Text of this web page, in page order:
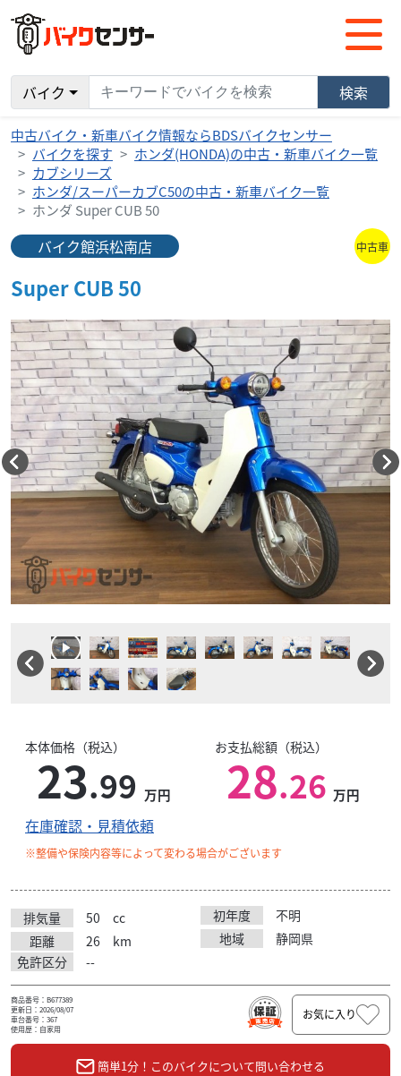
バイク 検索
中古バイク・新車バイク情報ならBDSバイクセンサー
バイクを探す
ホンダ(HONDA)の中古・新車バイク一覧
カブシリーズ
ホンダ/スーパーカブC50の中古・新車バイク一覧
ホンダ Super CUB 50
バイク館浜松南店 中古車
Super CUB 50
本体価格（税込）
23.99 万円
お支払総額（税込）
28.26 万円
在庫確認・見積依頼
※整備や保険内容等によって変わる場合がございます
排気量 50 cc 初年度
不明
距離
26 km 地域
静岡県
免許区分
--
商品番号：B677389
更新日：2026/08/07
車台番号：367
使用歴：自家用
お気に入り
簡単1分！このバイクについて問い合わせる